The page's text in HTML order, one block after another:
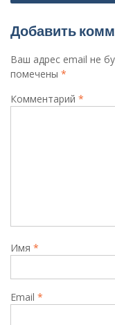
Добавить
Ваш адрес email не
помечены *
Комментарий *
Имя *
Email *